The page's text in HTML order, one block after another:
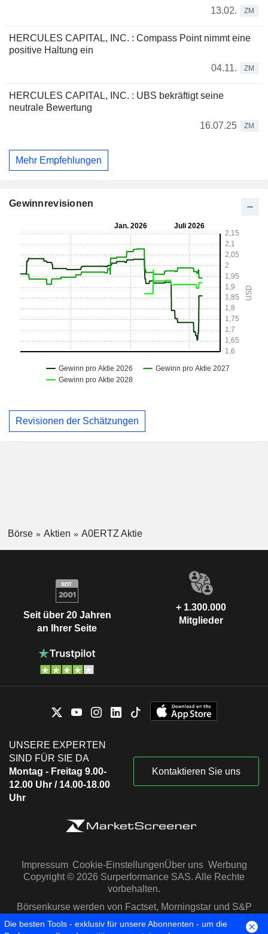
13.02.
ZM
HERCULES CAPITAL, INC. : Compass Point nimmt eine
positive Haltung ein
04.11.
ZM
HERCULES CAPITAL, INC. : UBS bekräftigt seine
neutrale Bewertung
16.07.25
ZM
Mehr Empfehlungen
Gewinnrevisionen
Revisionen der Schätzungen
Börse Aktien A0ERTZ Aktie
Seit über 20 Jahren
an Ihrer Seite
+ 1.300.000
Mitglieder
UNSERE EXPERTEN
SIND FÜR SIE DA
Montag - Freitag 9.00-
12.00 Uhr / 14.00-18.00
Uhr
Kontaktieren Sie uns
Impressum Cookie-EinstellungenÜber uns Werbung
Copyright © 2026 Surperformance SAS. Alle Rechte
vorbehalten.
Börsenkurse werden von Factset, Morningstar und S&P
Capital IQ zur Verfügung gestellt
Die besten Tools - exklusiv für unsere Abonnenten - um die